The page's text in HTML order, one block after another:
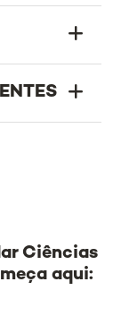
Ciências
aqui: